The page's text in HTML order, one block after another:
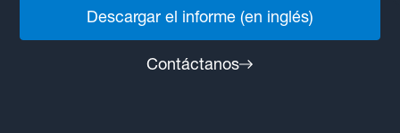
Descargar el informe (en inglés)
Contáctanos